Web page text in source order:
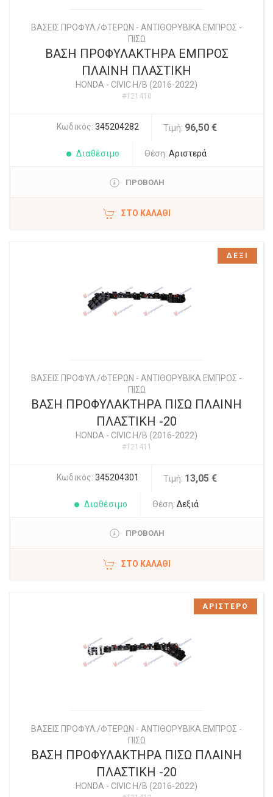
ΒΑΣΕΙΣ ΠΡΟΦΥΛ./ΦΤΕΡΩΝ - ΑΝΤΙΘΟΡΥΒΙΚΑ ΕΜΠΡΟΣ -
ΠΙΣΩ
ΒΑΣΗ ΠΡΟΦΥΛΑΚΤΗΡΑ ΕΜΠΡΟΣ
ΠΛΑΙΝΗ ΠΛΑΣΤΙΚΗ
HONDA - CIVIC H/B (2016-2022)
#121410
Κωδικός: 345204282 Τιμή: 96,50 €
Διαθέσιμο Θέση: Αριστερά
ΠΡΟΒΟΛΗ
ΣΤΟ ΚΑΛΆΘΙ
ΒΑΣΕΙΣ ΠΡΟΦΥΛ./ΦΤΕΡΩΝ - ΑΝΤΙΘΟΡΥΒΙΚΑ ΕΜΠΡΟΣ -
ΠΙΣΩ
ΒΑΣΗ ΠΡΟΦΥΛΑΚΤΗΡΑ ΠΙΣΩ ΠΛΑΙΝΗ
ΠΛΑΣΤΙΚΗ -20
HONDA - CIVIC H/B (2016-2022)
#121411
Κωδικός: 345204301 Τιμή: 13,05 €
Διαθέσιμο Θέση: Δεξιά
ΠΡΟΒΟΛΗ
ΣΤΟ ΚΑΛΆΘΙ
ΔΕΞΙ
ΒΑΣΕΙΣ ΠΡΟΦΥΛ./ΦΤΕΡΩΝ - ΑΝΤΙΘΟΡΥΒΙΚΑ ΕΜΠΡΟΣ -
ΠΙΣΩ
ΒΑΣΗ ΠΡΟΦΥΛΑΚΤΗΡΑ ΠΙΣΩ ΠΛΑΙΝΗ
ΠΛΑΣΤΙΚΗ -20
HONDA - CIVIC H/B (2016-2022)
ΑΡΙΣΤΕΡΟ